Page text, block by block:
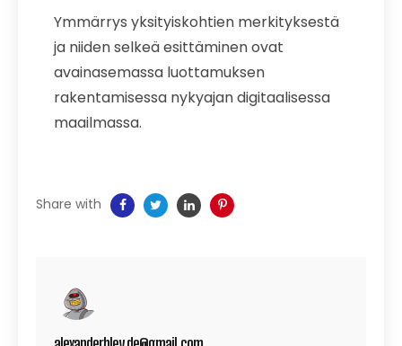
Ymmärrys yksityiskohtien merkityksestä
ja niiden selkeä esittäminen ovat
avainasemassa luottamuksen
rakentamisessa nykyajan digitaalisessa
maailmassa.
Share with